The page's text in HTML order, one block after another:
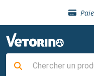
Livraison
Sélection
Livraison